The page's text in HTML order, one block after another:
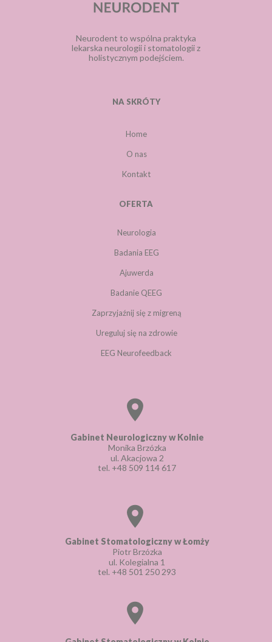
Gabinet Stomatologiczny w Łomży
Piotr Brzózka
ul. Kolegialna 1
tel. +48 501 250 293
Gabinet Neurologiczny w Kolnie
Monika Brzózka
ul. Akacjowa 2
tel. +48 509 114 617
Zaprzyjaźnij się z migreną
Badanie QEEG
EEG Neurofeedback
Ureguluj się na zdrowie
Badania EEG
Neurologia
OFERTA
Ajuwerda
O nas
Home
NA SKRÓTY
Kontakt
Neurodent to wspólna praktyka
lekarska neurologii i stomatologii z
holistycznym podejściem.